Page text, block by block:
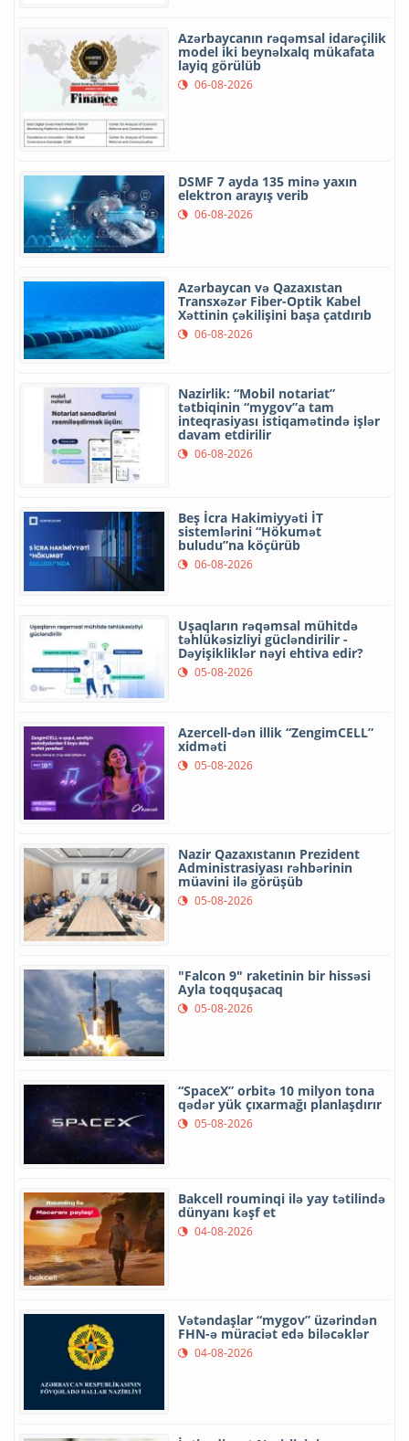
Azərbaycanın rəqəmsal idarəçilik
model iki beynəlxalq mükafata
layiq görülüb
06-08-2026
DSMF 7 ayda 135 minə yaxın
elektron arayış verib
06-08-2026
Azərbaycan və Qazaxıstan
Transxəzər Fiber-Optik Kabel
Xəttinin çəkilişini başa çatdırıb
06-08-2026
Nazirlik: “Mobil notariat”
tətbiqinin “mygov”a tam
inteqrasiyası istiqamətində işlər
davam etdirilir
06-08-2026
Beş İcra Hakimiyyəti İT
sistemlərini “Hökumət
buludu”na köçürüb
06-08-2026
Uşaqların rəqəmsal mühitdə
təhlükəsizliyi gücləndirilir -
Dəyişikliklər nəyi ehtiva edir?
05-08-2026
Azercell-dən illik “ZengimCELL”
xidməti
05-08-2026
Nazir Qazaxıstanın Prezident
Administrasiyası rəhbərinin
müavini ilə görüşüb
05-08-2026
"Falcon 9" raketinin bir hissəsi
Ayla toqquşacaq
05-08-2026
“SpaceX” orbitə 10 milyon tona
qədər yük çıxarmağı planlaşdırır
05-08-2026
Bakcell rouminqi ilə yay tətilində
dünyanı kəşf et
04-08-2026
Vətəndaşlar “mygov” üzərindən
FHN-ə müraciət edə biləcəklər
04-08-2026